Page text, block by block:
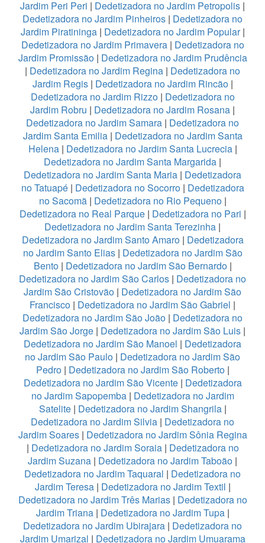
Jardim Peri Peri | Dedetizadora no Jardim Petropolis |
Dedetizadora no Jardim Pinheiros | Dedetizadora no
Jardim Piratininga| Dedetizadora no Jardim Popular|
Dedetizadora no Jardim Primavera| Dedetizadora no
Jardim Promissão| Dedetizadora no Jardim Prudência
| Dedetizadora no Jardim Regina | Dedetizadora no
Jardim Regis| Dedetizadora no Jardim Rincão|
Dedetizadora no Jardim Rizzo| Dedetizadora no
Jardim Robru | Dedetizadora no Jardim Rosana |
Dedetizadora no Jardim Samara | Dedetizadora no
Jardim Santa Emilia| Dedetizadora no Jardim Santa
Helena| Dedetizadora no Jardim Santa Lucrecia|
Dedetizadora no Jardim Santa Margarida |
Dedetizadora no Jardim Santa Maria | Dedetizadora
no Tatuapé| Dedetizadora no Socorro| Dedetizadora
no Sacomã| Dedetizadora no Rio Pequeno|
Dedetizadora no Real Parque| Dedetizadora no Pari |
Dedetizadora no Jardim Santa Terezinha |
Dedetizadora no Jardim Santo Amaro| Dedetizadora
no Jardim Santo Elias| Dedetizadora no Jardim São
Bento| Dedetizadora no Jardim São Bernardo|
Dedetizadora no Jardim São Carlos | Dedetizadora no
Jardim São Cristovão | Dedetizadora no Jardim São
Francisco | Dedetizadora no Jardim São Gabriel |
Dedetizadora no Jardim São João | Dedetizadora no
Jardim São Jorge | Dedetizadora no Jardim São Luis |
Dedetizadora no Jardim São Manoel | Dedetizadora
no Jardim São Paulo | Dedetizadora no Jardim São
Pedro| Dedetizadora no Jardim São Roberto|
Dedetizadora no Jardim São Vicente| Dedetizadora
no Jardim Sapopemba| Dedetizadora no Jardim
Satelite| Dedetizadora no Jardim Shangrila|
Dedetizadora no Jardim Silvia | Dedetizadora no
Jardim Soares| Dedetizadora no Jardim Sônia Regina
| Dedetizadora no Jardim Soraia| Dedetizadora no
Jardim Suzana | Dedetizadora no Jardim Taboão |
Dedetizadora no Jardim Taquaral | Dedetizadora no
Jardim Teresa| Dedetizadora no Jardim Textil |
Dedetizadora no Jardim Três Marias| Dedetizadora no
Jardim Triana| Dedetizadora no Jardim Tupa|
Dedetizadora no Jardim Ubirajara | Dedetizadora no
Jardim Umarizal | Dedetizadora no Jardim Umuarama